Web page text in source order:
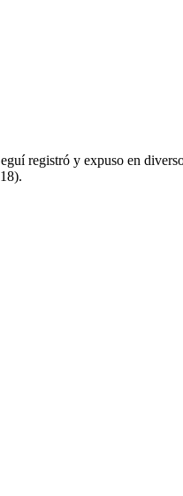
registró y expuso en